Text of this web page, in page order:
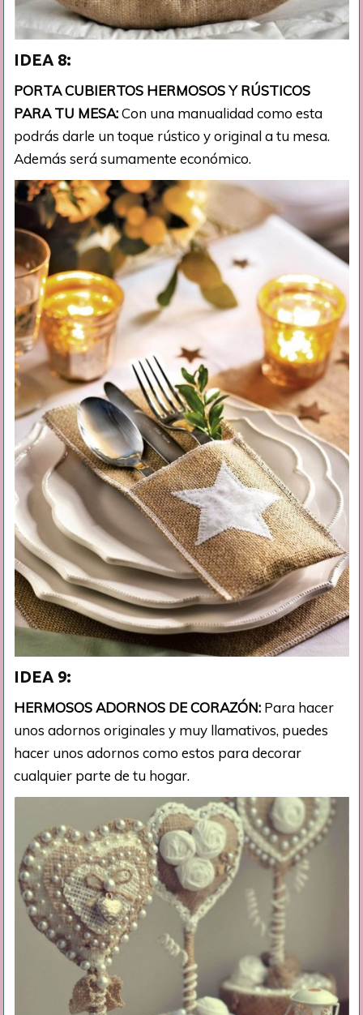
IDEA 8:
PORTA CUBIERTOS HERMOSOS Y RÚSTICOS
PARA TU MESA:Con una manualidad como esta
podrás darle un toque rústico y original a tu mesa.
Además será sumamente económico.
IDEA 9:
HERMOSOS ADORNOS DE CORAZÓN: Para hacer
unos adornos originales y muy llamativos, puedes
hacer unos adornos como estos para decorar
cualquier parte de tu hogar.